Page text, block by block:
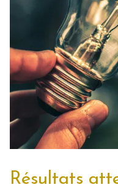
Résultats